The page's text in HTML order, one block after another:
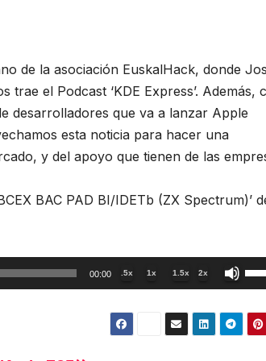
de la asociación EuskalHack, donde
trae el Podcast ‘KDE Express’. Además,
desarrolladores que va a lanzar Apple
esta noticia para hacer una
y del apoyo que tienen de las
BAC PAD BI/IDETb (ZX Spectrum)’
00:00 .5x 1x 1.5x 2x
las
de